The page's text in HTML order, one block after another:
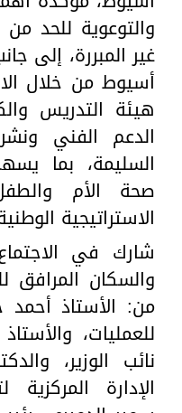
والتوعوية للحد
غير المبررة، إلى
أسيوط من خلال
هيئة التدريس
الدعم الفني
السليمة، بما
صحة الأم
الاستراتيجية
شارك في
والسكان المرافق
من: الأستاذ أحمد
للعمليات،
نائب الوزير،
الإدارة المركزية